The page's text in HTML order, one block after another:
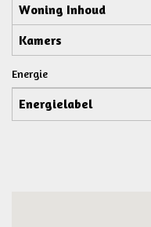
Woning Inhoud
Kamers
Energie
Energielabel